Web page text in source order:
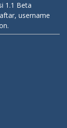
1.1 Beta
username